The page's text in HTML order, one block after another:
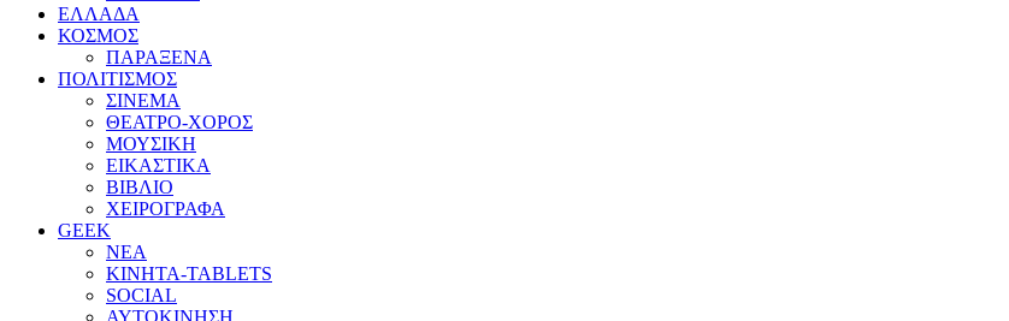
ΕΛΛΑΔΑ
ΚΟΣΜΟΣ
ΠΑΡΑΞΕΝΑ
ΠΟΛΙΤΙΣΜΟΣ
ΣΙΝΕΜΑ
ΘΕΑΤΡΟ-ΧΟΡΟΣ
ΜΟΥΣΙΚΗ
ΕΙΚΑΣΤΙΚΑ
ΒΙΒΛΙΟ
ΧΕΙΡΟΓΡΑΦΑ
GEEK
ΝΕΑ
ΚΙΝΗΤΑ-TABLETS
SOCIAL
ΑΥΤΟΚΙΝΗΣΗ